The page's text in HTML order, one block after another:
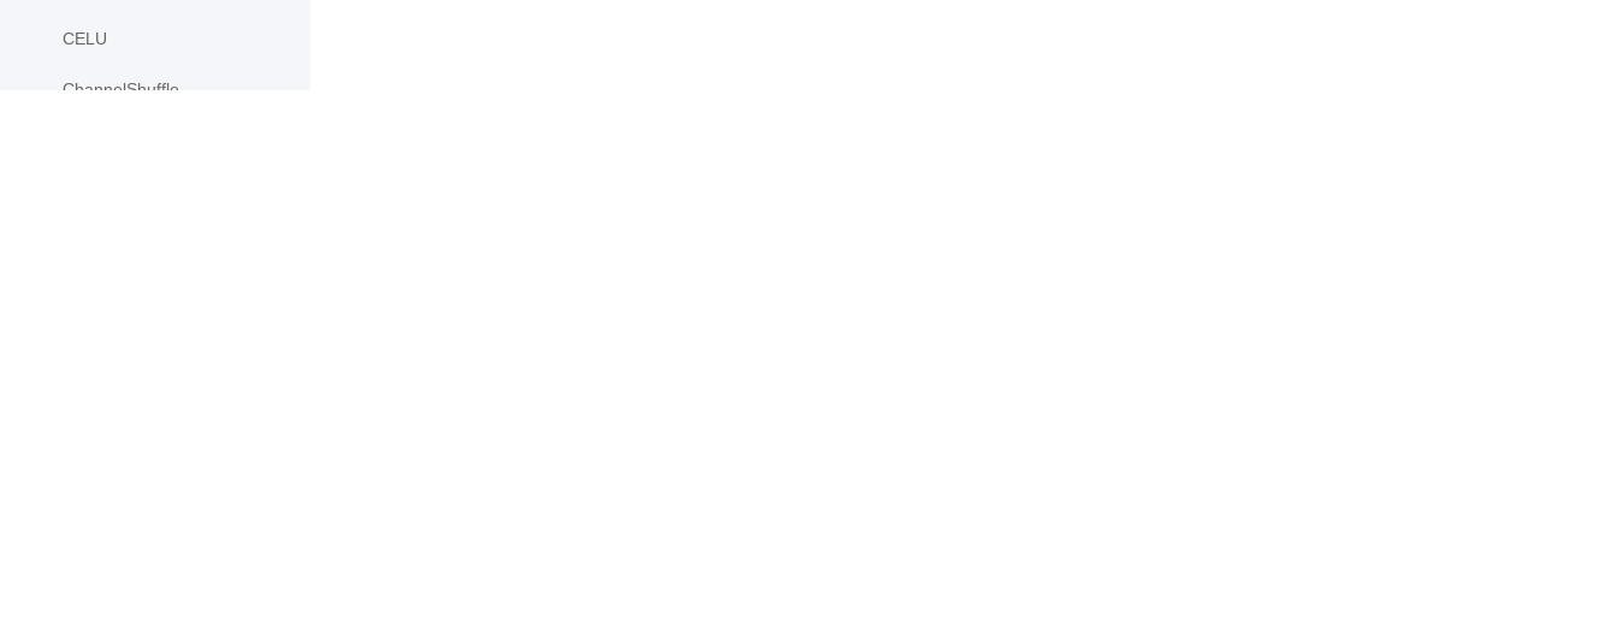
CELU
ChannelShuffle